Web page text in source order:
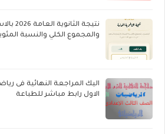
نتيجة
والمجموع الكلي والنسبة
اليك المراجعة النهائية فى
الاول رابط مباشر للطباعة